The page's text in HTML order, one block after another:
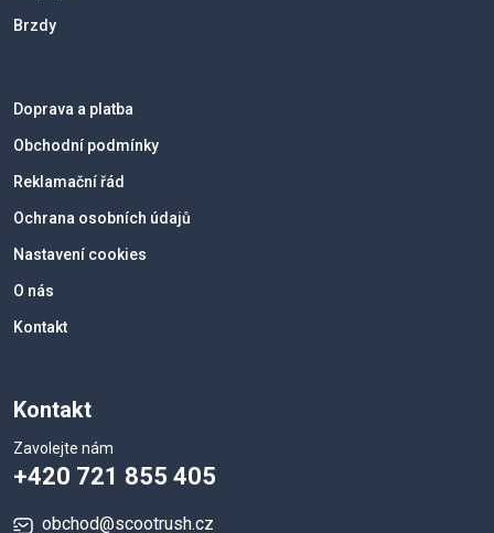
Brzdy
Doprava a platba
Obchodní podmínky
Reklamační řád
Ochrana osobních údajů
Nastavení cookies
O nás
Kontakt
Kontakt
Zavolejte nám
+420 721 855 405
obchod@scootrush.cz